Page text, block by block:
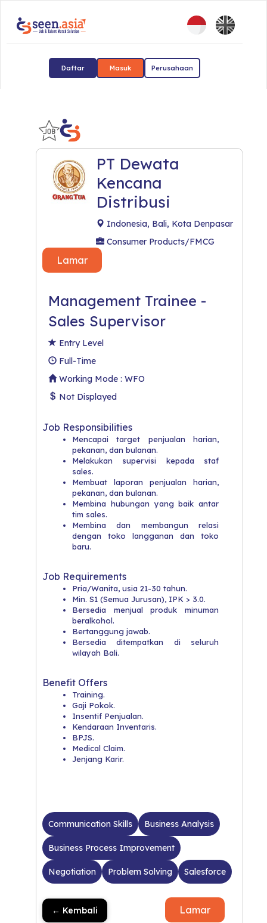
Daftar Masuk Perusahaan
PT Dewata
Kencana
Distribusi
Indonesia, Bali, Kota Denpasar
Consumer Products/FMCG
Lamar
Management Trainee -
Sales Supervisor
Entry Level
Full-Time
Working Mode : WFO
Not Displayed
Job Responsibilities
Mencapai target penjualan harian,
pekanan, dan bulanan.
Melakukan supervisi kepada staf
sales.
Membuat laporan penjualan harian,
pekanan, dan bulanan.
Membina hubungan yang baik antar
tim sales.
Membina dan membangun relasi
dengan toko langganan dan toko
baru.
Job Requirements
Pria/Wanita, usia 21-30 tahun.
Min. S1 (Semua Jurusan), IPK > 3.0.
Bersedia menjual produk minuman
beralkohol.
Bertanggung jawab.
Bersedia ditempatkan di seluruh
wilayah Bali.
Benefit Offers
Training.
Gaji Pokok.
Insentif Penjualan.
Kendaraan Inventaris.
BPJS.
Medical Claim.
Jenjang Karir.
Communication Skills Business Analysis
Business Process Improvement
Negotiation Problem Solving Salesforce
← Kembali Lamar